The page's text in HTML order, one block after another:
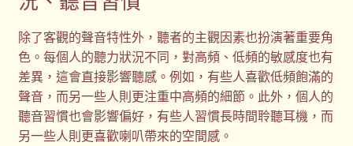
除了客觀的聲音特性外，聽者的主觀因素也扮演著重要角
色。每個人的聽力狀況不同，對高頻、低頻的敏感度也有
差異，這會直接影響聽感。例如，有些人喜歡低頻飽滿的
聲音，而另一些人則更注重中高頻的細節。此外，個人的
聽音習慣也會影響偏好，有些人習慣長時間聆聽耳機，而
另一些人則更喜歡喇叭帶來的空間感。